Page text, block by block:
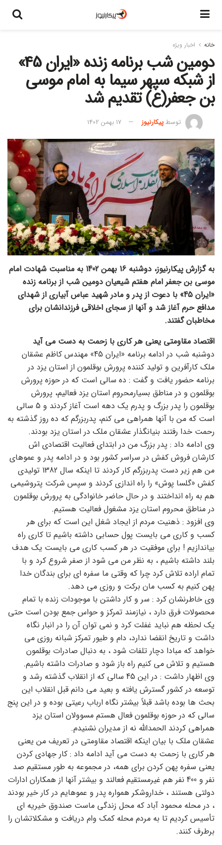
خانه اخبار ویژه
دومین شب برنامه زنده «ایران 45»
از شبکه سپهر سیما به امام موسی
بن جعفر(ع) تقدیم شد
توسطپیکارنیوز 17 بهمن 1402
به گزارش پیکارنیوز، دوشنبه 16 بهمن 1402 به مناسبت شهادت امام
موسی بن جعفر امام هفتم شیعیان دومین شب از برنامه زنده
«ایران 45» با دعوت از پدر و مادر شهید عباس آبیاری از شهدای
مدافع حرم آغاز شد و آنها از سجای اخلاقی فرزندانشان برای
مخاطبان گفتند.
اقتصاد مقاومتی یعنی هر کاری با زحمت به دست می آید
دوشنبه شب در ادامه برنامه «ایران 45» مهندس کاظم عشقان
ملک کارآفرین و تولید کننده پرورش بوقلمون از استان یزد در
برنامه حضور یافت و گفت : ده سالی است که در حوزه پرورش
بوقلمون و در مناطق بسیارمحروم استان یزد فعالیم، پرورش
بوقلمون را پدر بزرگ و پدرم یک دهه است آغاز کردند و 5 سالی
است که من با آنها همراهی می کنم، پدربزرگم که ده روز گذشته به
رحمت خدا رفتند بنیانگذار عشقان ملک در استان یزد بودند.
وی ادامه داد : پدر بزرگ من در ابتدای فعالیت اقتصادی اش
کارشان فروش کفش در سراسر کشور بود و در ادامه پدر و عموهای
من هم زیر دست پدربزرگم کار کردند تا اینکه سال 1382 تولیدی
کفش «گلسا پوش» را راه اندازی کردند و سپس شرکت پتروشیمی
هم به راه انداختند و در حال حاضر خانوادگی به پرورش بوقلمون
در مناطق محروم استان یزد مشغول فعالیت هستیم.
وی افزود : ذهنیت مردم از ایجاد شغل این است که برای هر
کسب و کاری می بایست پول حسابی داشته باشیم تا کاری راه
بیاندازیم ! برای موفقیت در هر کسب کاری می بایست یک هدف
بلند داشته باشیم ، به نظر من می شود از صفر شروع کرد و با
تمام اراده تلاش کرد چرا که وقتی ما سفره ای برای بندگان خدا
پهن کنیم به کسب مان برکت و روزی می دهد.
وی خاطرنشان کرد : سر و کار داشتن با موجودات زنده با تمام
محصولات فرق دارد ، نیازمند تمرکز و حواس جمع بودن است حتی
یک لحظه هم نباید غفلت کرد و نمی توان آن را در انبار نگاه
داشت و تاریخ انقضا ندارد، دام و طیور تمرکز شبانه روزی می
خواهد که مبادا دچار تلفات شود ، به دنبال صادرات بوقلمون
هستیم و تلاش می کنیم راه باز شود و صادرات داشته باشیم.
وی اظهار داشت : در این 45 سالی که از انقلاب گذشته رشد و
توسعه در کشور گسترش یافته و بعید می دانم قبل انقلاب این
بحث ها بوده باشد قبلاً بیشتر نگاه ارباب رعیتی بوده و در این پنج
سالی که در حوزه بوقلمون فعال هستم مسوولان استان یزد
همراهی کردند الحمدالله نه از مدیران نشنیدم.
عشقان ملک با بیان اینکه اقتصاد مقاومتی در تعریف من یعنی
هر کاری با زحمت به دست می آید ادامه داد : کار جهادی کردن
یعنی سفره پهن کردن برای همه، در مجموعه به طور مستقیم صد
نفر و 400 نفر هم غیرمستقیم فعالند و بیشتر آنها از همکاران ادارات
دولتی هستند ، خداروشکر همواره پدر و عموهایم در کار خیر بودند
، در محله محمود آباد که محل زندگی ماست صندوق خیریه ای
تأسیس کردیم تا به مردم محله کمک وام دریافت و مشکلاتشان را
برطرف کنند.